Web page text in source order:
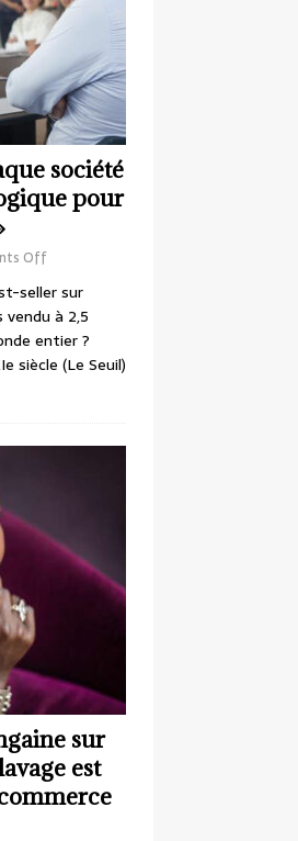
société
pour
Off
seller sur
vendu à 2,5
entier ?
siècle (Le Seuil)
sur
est